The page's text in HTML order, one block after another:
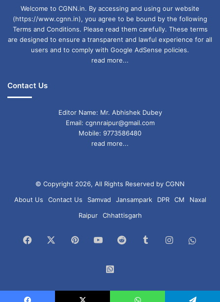
Welcome to CGNN.in. By accessing and using our website
(https://www.cgnn.in), you agree to be bound by the following
Terms and Conditions. Please read them carefully. These terms
are designed to ensure a transparent and lawful experience for all
users and to comply with Google AdSense policies.
read more...
Contact Us
Editor Name: Mr. Abhishek Dubey
Email: cgnnraipur@gmail.com
Mobile: 9773586480
read more...
© Copyright 2026, All Rights Reserved by CGNN
About Us
Contact Us Samvad Jansampark DPR CM
Naxal
Raipur
Chhattisgarh
Facebook PinterestYouTubeReddit TumblrInstagram
Group